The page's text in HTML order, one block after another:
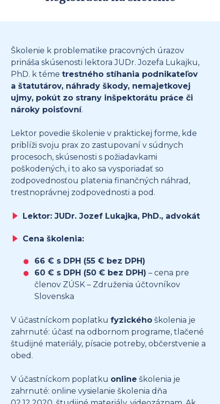
Školenie k problematike pracovných úrazov
prináša skúsenosti lektora JUDr. Jozefa Lukajku,
PhD. k témetrestného stíhania podnikateľov
a štatutárov, náhrady škody, nemajetkovej
ujmy, pokút zo strany inšpektorátu práce či
nároky poisťovní.
Lektor povedie školenie v praktickej forme, kde
priblíži svoju prax zo zastupovaní v súdnych
procesoch, skúsenosti s požiadavkami
poškodených, i to ako sa vysporiadať so
zodpovednosťou platenia finančných náhrad,
trestnoprávnej zodpovednosti a pod.
Lektor: JUDr. Jozef Lukajka, PhD., advokát
Cena školenia:
66 € s DPH (55 € bez DPH)
60 € s DPH (50 € bez DPH) – cena pre
členov ZÚSK – Združenia účtovníkov
Slovenska
V účastníckom poplatkufyzického školenia je
zahrnuté: účasť na odbornom programe, tlačené
študijné materiály, písacie potreby, občerstvenie a
obed.
V účastníckom poplatku online školenia je
zahrnuté: online vysielanie školenia dňa